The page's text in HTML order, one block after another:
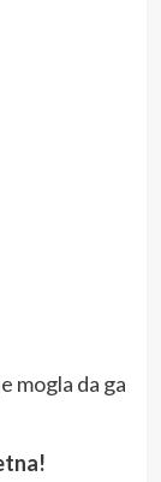
mogla da ga